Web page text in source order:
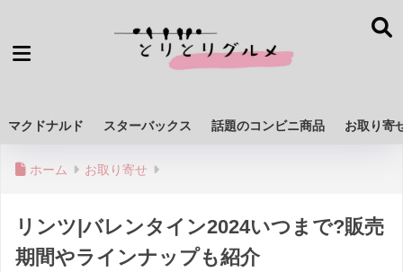
マクドナルド スターバックス 話題のコンビニ商品 お取り寄
ホーム お取り寄せ
リンツ|バレンタイン2024いつまで?販売
期間やラインナップも紹介